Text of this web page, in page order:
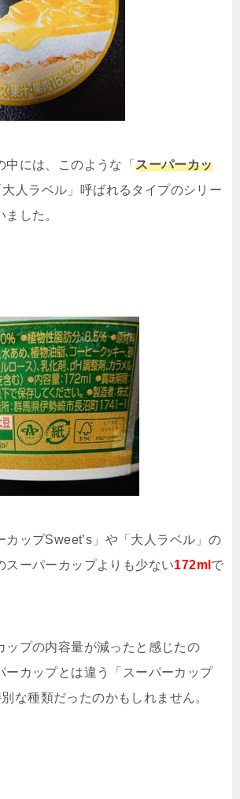
中には、このような「スーパーカッ
大人ラベル」呼ばれるタイプのシリー
した。
カップSweet’s」や「大人ラベル」の
スーパーカップよりも少ない172ml で
ップの内容量が減ったと感じたの
ーカップとは違う「スーパーカップ
な種類だったのかもしれません。